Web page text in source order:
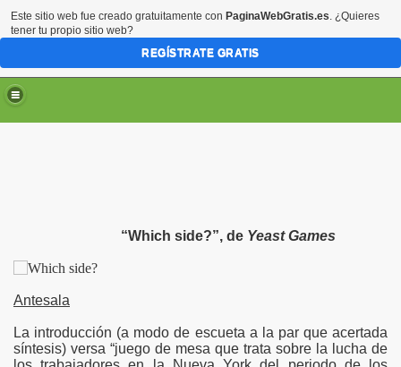
“Which side?”, de Yeast Games
Antesala
La introducción (a modo de escueta a la par que acertada
síntesis) versa “juego de mesa que trata sobre la lucha de
Este sitio web fue creado gratuitamente con PaginaWebGratis.es. ¿Quieres
tener tu propio sitio web?
REGÍSTRATE GRATIS